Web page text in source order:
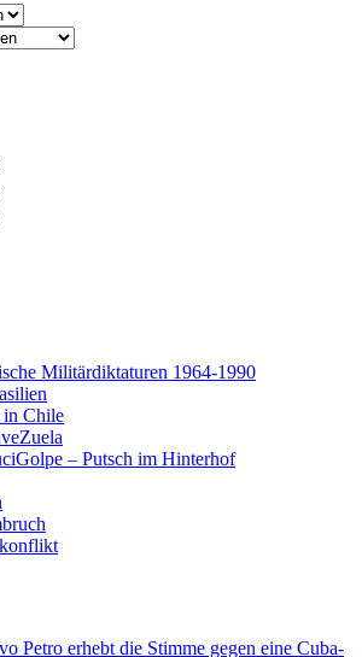
Militärdiktaturen 1964-1990
in Chile
– Putsch im Hinterhof
Petro erhebt die Stimme gegen eine Cuba-